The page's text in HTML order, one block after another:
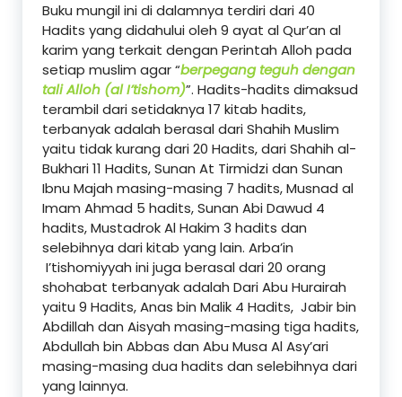
Buku mungil ini di dalamnya terdiri dari 40
Hadits yang didahului oleh 9 ayat al Qur’an al
karim yang terkait dengan Perintah Alloh pada
setiap muslim agar “berpegang teguh dengan
tali Alloh (al I’tishom)”. Hadits-hadits dimaksud
terambil dari setidaknya 17 kitab hadits,
terbanyak adalah berasal dari Shahih Muslim
yaitu tidak kurang dari 20 Hadits, dari Shahih al-
Bukhari 11 Hadits, Sunan At Tirmidzi dan Sunan
Ibnu Majah masing-masing 7 hadits, Musnad al
Imam Ahmad 5 hadits, Sunan Abi Dawud 4
hadits, Mustadrok Al Hakim 3 hadits dan
selebihnya dari kitab yang lain. Arba’in
I’tishomiyyah ini juga berasal dari 20 orang
shohabat terbanyak adalah Dari Abu Hurairah
yaitu 9 Hadits, Anas bin Malik 4 Hadits, Jabir bin
Abdillah dan Aisyah masing-masing tiga hadits,
Abdullah bin Abbas dan Abu Musa Al Asy’ari
masing-masing dua hadits dan selebihnya dari
yang lainnya.